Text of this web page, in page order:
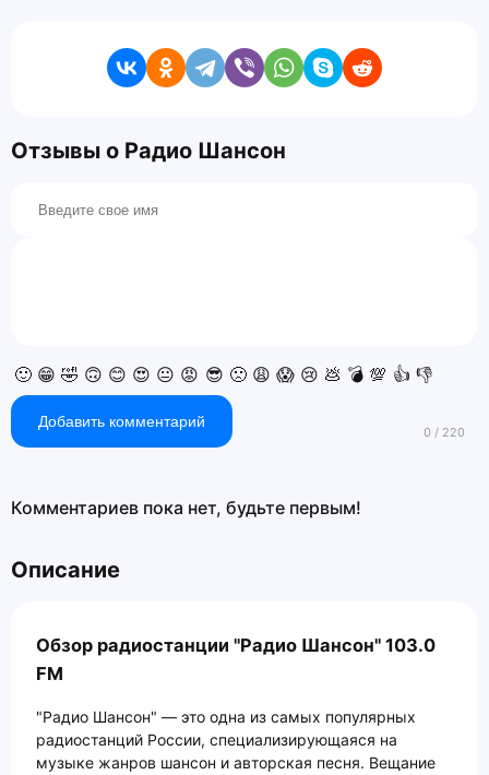
Отзывы о Радио Шансон
🙂 😁 🤣 🙃 😊 😍 😐 😡 😎 🙁 😩 😱 😢 💩 💣 💯 👍 👎
Добавить комментарий
Комментариев пока нет, будьте первым!
Описание
Обзор радиостанции "Радио Шансон" 103.0
FM
"Радио Шансон" — это одна из самых популярных
радиостанций России, специализирующаяся на
музыке жанров шансон и авторская песня. Вещание